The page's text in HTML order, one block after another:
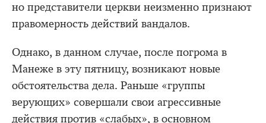
но представители церкви неизменно признают
правомерность действий вандалов.
Однако, в данном случае, после погрома в
Манеже в эту пятницу, возникают новые
обстоятельства дела. Раньше «группы
верующих» совершали свои агрессивные
действия против «слабых», в основном